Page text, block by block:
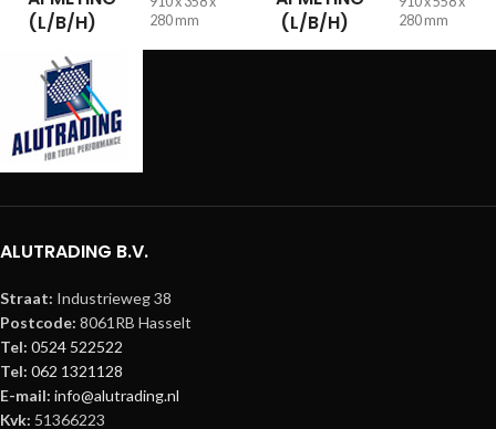
(L/B/H)
280 mm
GEWICHT
(L/B/H)
280 mm
ALUTRADING B.V.
Straat: Industrieweg 38
Postcode: 8061RB Hasselt
Tel: 0524 522522
Tel: 062 1321128
E-mail: info@alutrading.nl
Kvk: 51366223